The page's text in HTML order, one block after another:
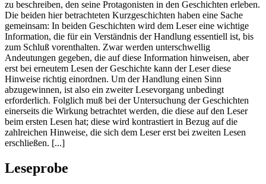
zu beschreiben, den seine Protagonisten in den Geschichten erleben.
Die beiden hier betrachteten Kurzgeschichten haben eine Sache
gemeinsam: In beiden Geschichten wird dem Leser eine wichtige
Information, die für ein Verständnis der Handlung essentiell ist, bis
zum Schluß vorenthalten. Zwar werden unterschwellig
Andeutungen gegeben, die auf diese Information hinweisen, aber
erst bei erneutem Lesen der Geschichte kann der Leser diese
Hinweise richtig einordnen. Um der Handlung einen Sinn
abzugewinnen, ist also ein zweiter Lesevorgang unbedingt
erforderlich. Folglich muß bei der Untersuchung der Geschichten
einerseits die Wirkung betrachtet werden, die diese auf den Leser
beim ersten Lesen hat; diese wird kontrastiert in Bezug auf die
zahlreichen Hinweise, die sich dem Leser erst bei zweiten Lesen
erschließen. [...]
Leseprobe